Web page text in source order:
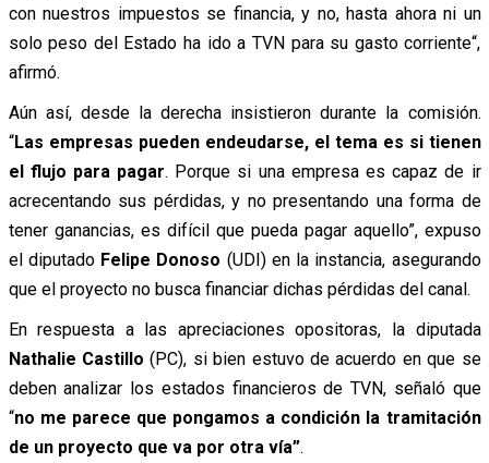
con nuestros impuestos se financia, y no, hasta ahora ni un
solo peso del Estado ha ido a TVN para su gasto corriente“,
afirmó.
Aún así, desde la derecha insistieron durante la comisión.
“Las empresas pueden endeudarse, el tema es si tienen
el flujo para pagar. Porque si una empresa es capaz de ir
acrecentando sus pérdidas, y no presentando una forma de
tener ganancias, es difícil que pueda pagar aquello”, expuso
el diputado Felipe Donoso (UDI) en la instancia, asegurando
que el proyecto no busca financiar dichas pérdidas del canal.
En respuesta a las apreciaciones opositoras, la diputada
Nathalie Castillo (PC), si bien estuvo de acuerdo en que se
deben analizar los estados financieros de TVN, señaló que
“no me parece que pongamos a condición la tramitación
de un proyecto que va por otra vía”.